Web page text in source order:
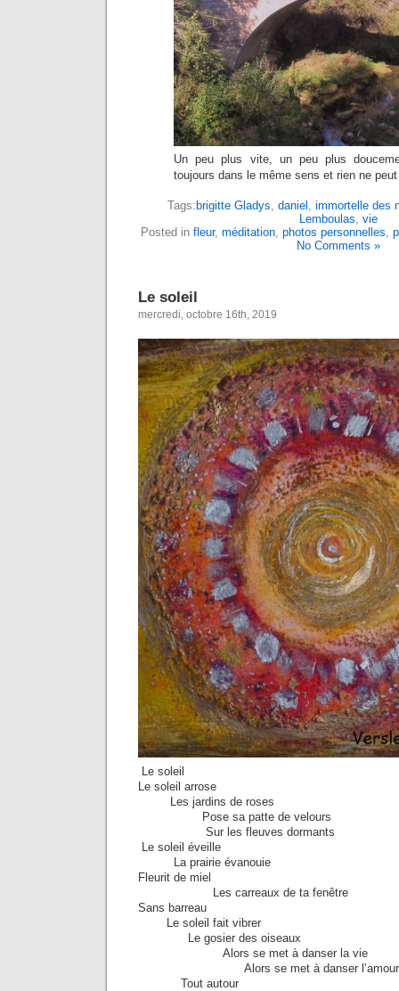
Un peu plus vite, un peu plus
toujours dans le même sens et rien ne
Tags: brigitte Gladys daniel
immortelle des
Lemboulas vie
Posted in fleur, méditation photos personnelles
No Comments »
Le soleil
mercredi, octobre 16th, 2019
Le soleil
Le soleil arrose
Les jardins de roses
Pose sa patte de velours
Sur les fleuves dormants
Le soleil éveille
La prairie évanouie
Fleurit de miel
Les carreaux de ta fenêtre
Sans barreau
Le soleil fait vibrer
Le gosier des oiseaux
Alors se met à danser la vie
Alors se met à danser l’amour
Tout autour